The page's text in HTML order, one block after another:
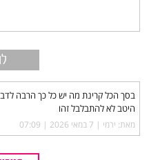
בסך הכל קרינת מה יש כל כך הרבה
היטב לא להתבלבל זהו
מאת: ירמי |‏ 7 במאי 2026 | 07:09